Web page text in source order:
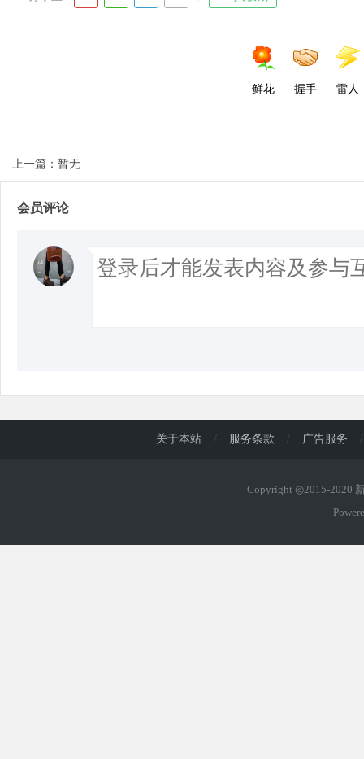
鲜花 握手 雷人
上一篇：暂无
会员评论
关于本站 / 服务条款 / 广告服务 /
Copyright ◎2015-2020